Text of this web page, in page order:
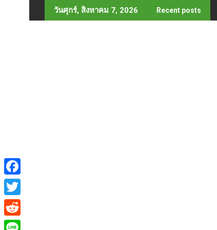
to
วันศุกร์, สิงหาคม 7, 2026 Recent posts
F
a
c
T
w
R